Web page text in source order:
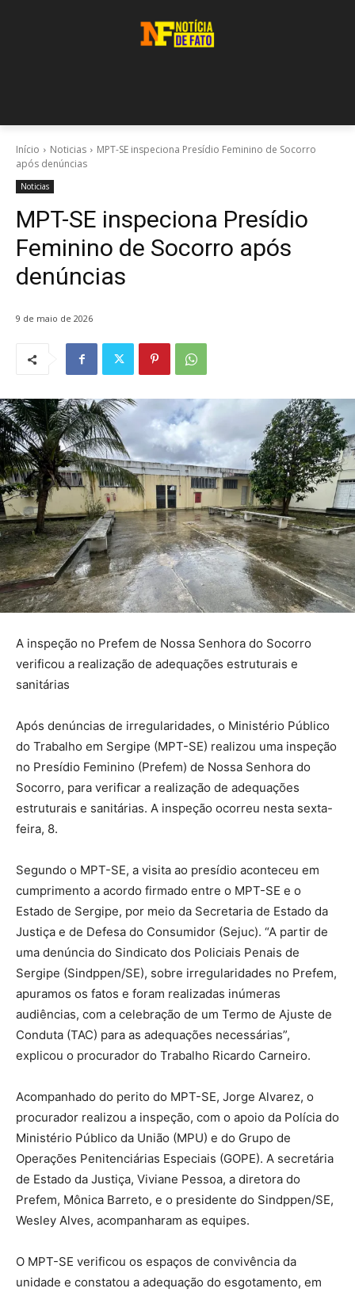
Início Noticias
MPT-SE inspeciona Presídio Feminino de Socorro
após denúncias
Noticias
MPT-SE inspeciona Presídio
Feminino de Socorro após
denúncias
9 de maio de 2026
A inspeção no Prefem de Nossa Senhora do Socorro
verificou a realização de adequações estruturais e
sanitárias
Após denúncias de irregularidades, o Ministério Público
do Trabalho em Sergipe (MPT-SE) realizou uma inspeção
no Presídio Feminino (Prefem) de Nossa Senhora do
Socorro, para verificar a realização de adequações
estruturais e sanitárias. A inspeção ocorreu nesta sexta-
feira, 8.
Segundo o MPT-SE, a visita ao presídio aconteceu em
cumprimento a acordo firmado entre o MPT-SE e o
Estado de Sergipe, por meio da Secretaria de Estado da
Justiça e de Defesa do Consumidor (Sejuc). “A partir de
uma denúncia do Sindicato dos Policiais Penais de
Sergipe (Sindppen/SE), sobre irregularidades no Prefem,
apuramos os fatos e foram realizadas inúmeras
audiências, com a celebração de um Termo de Ajuste de
Conduta (TAC) para as adequações necessárias”,
explicou o procurador do Trabalho Ricardo Carneiro.
Acompanhado do perito do MPT-SE, Jorge Alvarez, o
procurador realizou a inspeção, com o apoio da Polícia do
Ministério Público da União (MPU) e do Grupo de
Operações Penitenciárias Especiais (GOPE). A secretária
de Estado da Justiça, Viviane Pessoa, a diretora do
Prefem, Mônica Barreto, e o presidente do Sindppen/SE,
Wesley Alves, acompanharam as equipes.
O MPT-SE verificou os espaços de convivência da
unidade e constatou a adequação do esgotamento, em